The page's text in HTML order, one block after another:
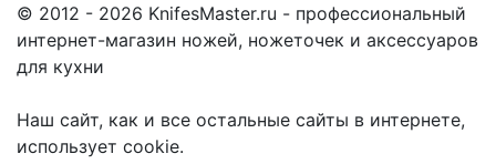
© 2012 - 2026 KnifesMaster.ru - профессиональный
интернет-магазин ножей, ножеточек и аксессуаров
для кухни
Наш сайт, как и все остальные сайты в интернете,
использует cookie.